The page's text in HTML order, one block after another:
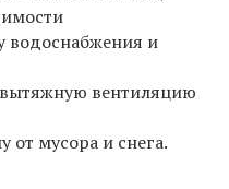
водоснабжения и
вентиляцию
от мусора и снега.